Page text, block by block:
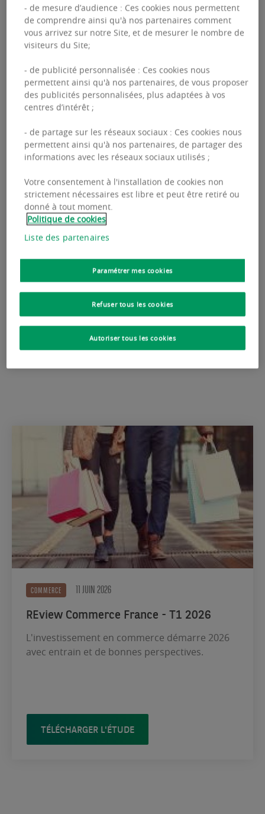
2025, le marché de l’investissement tertiaire
affiche une hausse de 57% sur un an.
- REview Bureaux IDF T4 2025
-Février
2026
Télécharger l'étude en anglais -
REview Paris Office Market Q4
Découvrez nos autres
études
COMMERCE 11 JUIN 2026
REview Commerce France - T1 2026
L'investissement en commerce démarre 2026
avec entrain et de bonnes perspectives.
TÉLÉCHARGER L'ÉTUDE
- de mesure d’audience : Ces cookies nous permettent
de comprendre ainsi qu'à nos partenaires comment
vous arrivez sur notre Site, et de mesurer le nombre de
visiteurs du Site;
- de publicité personnalisée : Ces cookies nous
permettent ainsi qu'à nos partenaires, de vous proposer
des publicités personnalisées, plus adaptées à vos
centres d’intérêt ;
- de partage sur les réseaux sociaux : Ces cookies nous
permettent ainsi qu'à nos partenaires, de partager des
informations avec les réseaux sociaux utilisés ;
Votre consentement à l'installation de cookies non
strictement nécessaires est libre et peut être retiré ou
donné à tout moment.
Politique de cookies
Liste des partenaires
Paramétrer mes cookies
Refuser tous les cookies
Autoriser tous les cookies